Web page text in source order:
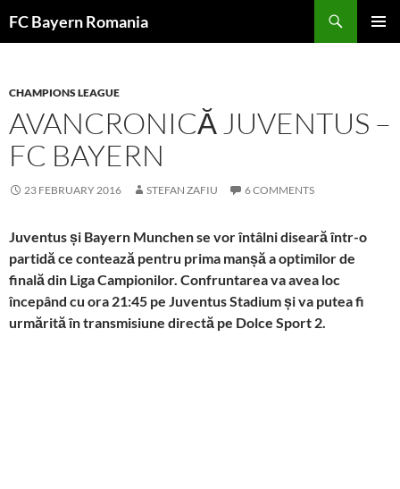
toFC Bayern Romania
CHAMPIONS LEAGUE
AVANCRONICĂ JUVENTUS –
FC BAYERN
23 FEBRUARY 2016 STEFAN ZAFIU 6 COMMENTS
Juventus și Bayern Munchen se vor întâlni diseară într-o
partidă ce contează pentru prima manșă a optimilor de
finală din Liga Campionilor. Confruntarea va avea loc
începând cu ora 21:45 pe Juventus Stadium și va putea fi
urmărită în transmisiune directă pe Dolce Sport 2.